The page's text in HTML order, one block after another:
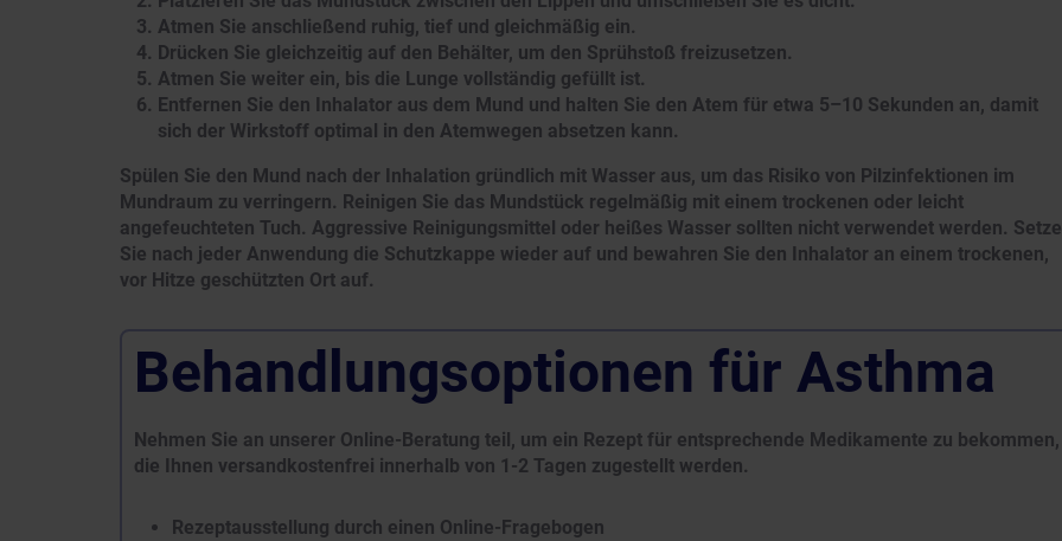
Atmen Sie anschließend ruhig, tief und gleichmäßig ein.
Drücken Sie gleichzeitig auf den Behälter, um den Sprühstoß freizusetzen.
Atmen Sie weiter ein, bis die Lunge vollständig gefüllt ist.
Entfernen Sie den Inhalator aus dem Mund und halten Sie den Atem für etwa 5–10 Sekunden an, damit
sich der Wirkstoff optimal in den Atemwegen absetzen kann.
Spülen Sie den Mund nach der Inhalation gründlich mit Wasser aus, um das Risiko von Pilzinfektionen im
Mundraum zu verringern. Reinigen Sie das Mundstück regelmäßig mit einem trockenen oder leicht
angefeuchteten Tuch. Aggressive Reinigungsmittel oder heißes Wasser sollten nicht verwendet werden.
Sie nach jeder Anwendung die Schutzkappe wieder auf und bewahren Sie den Inhalator an einem trockenen,
vor Hitze geschützten Ort auf.
Behandlungsoptionen für Asthma
Nehmen Sie an unserer Online-Beratung teil, um ein Rezept für entsprechende Medikamente zu bekommen,
die Ihnen versandkostenfrei innerhalb von 1-2 Tagen zugestellt werden.
Rezeptausstellung durch einen Online-Fragebogen